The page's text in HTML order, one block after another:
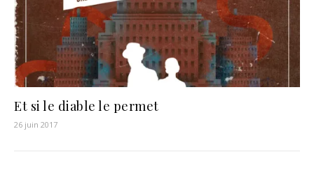
Et si le diable le permet
26 juin 2017